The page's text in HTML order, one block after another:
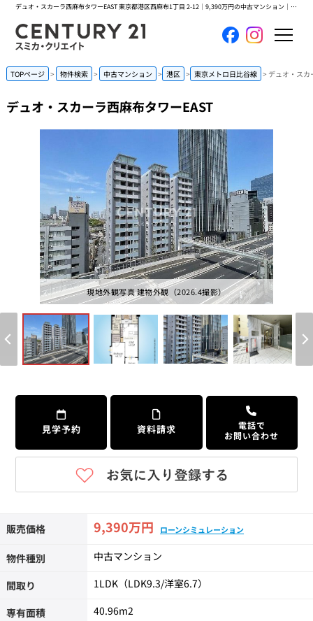
デュオ・スカーラ西麻布タワーEAST 東京都港区西麻布1丁目 2-12｜9,390万円の中古マンション｜センチュリー21スミカ・クリエイト
ホーム
当社について
売りたい
コンテンツ
採用情報
会員メニュー
個人情報保護の取扱い 会員規約 サイトマップ
TOPページ 物件検索 中古マンション 港区 東京メトロ日比谷線 デュオ・スカ
デュオ・スカーラ西麻布タワーEAST
現地外観写真 建物外観（2026.4撮影）
見学予約 資料請求
電話で
お問い合わせ
販売価格 9,390万円 ローンシミュレーション
物件種別 中古マンション
間取り 1LDK（LDK9.3/洋室6.7）
専有面積 40.96m2